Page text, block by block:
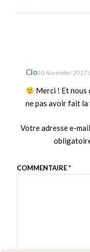
Clo10 November 2017
Merci ! Et
ne pas avoir fait
Votre adresse e-
COMMENTAIRE*